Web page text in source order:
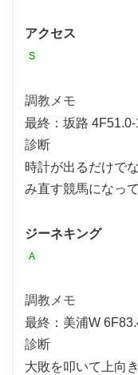
アクセス
S
調教メモ
最終：坂路
診断
時計が出るだけで
み直す競馬になっ
ジーネキング
A
調教メモ
最終：美浦W
診断
大敗を叩いて上向